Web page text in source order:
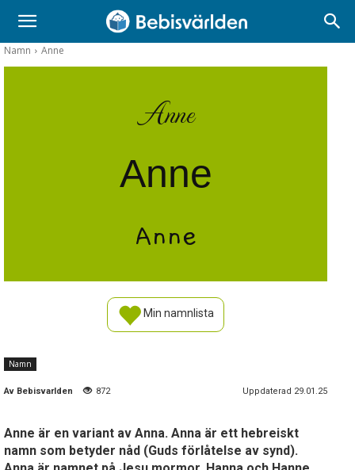
Namn Anne
Anne
Anne
Anne
Min namnlista
Namn
Av Bebisvarlden 872 Uppdaterad 29.01.25
Anne är en variant av Anna. Anna är ett hebreiskt
namn som betyder nåd (Guds förlåtelse av synd).